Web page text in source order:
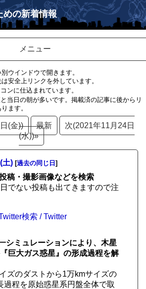
めの新着情報
メニュー
ウインドウで開きます。
安全上リンクを外しています。
ンに仕込まれています。
当日の朝が多いです。掲載済の記事に後からリ
ます。
(金)) 最新
次(2021年11月24日
(水))»
土) [過去の同じ日 ]
稿・撮影画像などを検索
でない投稿も出てきますので注
検索 / Twitter
シミュレーションにより、木星
巨大ガス惑星』の形成過程を解
ズのダストから1万kmサイズの
過程を原始惑星系円盤全体で取